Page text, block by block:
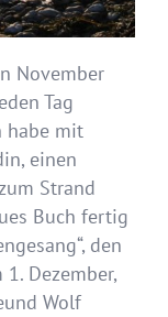
November
Tag
habe mit
einen
Strand
Buch fertig
den
Dezember,
Wolf